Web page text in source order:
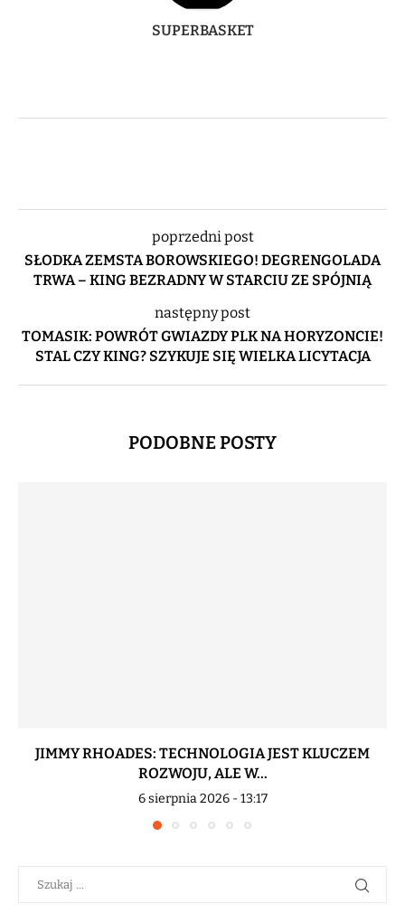
SUPERBASKET
poprzedni post
SŁODKA ZEMSTA BOROWSKIEGO! DEGRENGOLADA
TRWA – KING BEZRADNY W STARCIU ZE SPÓJNIĄ
następny post
TOMASIK: POWRÓT GWIAZDY PLK NA HORYZONCIE!
STAL CZY KING? SZYKUJE SIĘ WIELKA LICYTACJA
PODOBNE POSTY
JIMMY RHOADES: TECHNOLOGIA JEST KLUCZEM
ROZWOJU, ALE W...
6 sierpnia 2026 - 13:17